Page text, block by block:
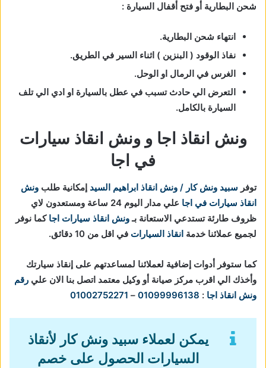
شحن البطارية أو فتح أقفال السيارة :
انتهاء شحن البطارية.
نفاذ الوقود ( البنزين ) اثناء السير في الطريق.
الغرس في الرمال او الوحل.
التعرض الي حادث تسبب في عطل بالسيارة او ادي الي تلف
السيارة بالكامل.
ونش انقاذ اجا و ونش انقاذ سيارات
في اجا
توفر سبيد ونش كار / ونش انقاذ ابراهيم السيد إمكانية طلب ونش
انقاذ سيارات في اجا
علي مدار اليوم 24 ساعة ومستعدون لاي
ظروف طارئة تستدعي الاستعانة بـونش انقاذ سيارات اجا كما نوفر
لجميع عملائنا خدمة انقاذ السيارات في اقل من 10 دقائق.
كما ستوفر أدوات إضافية لعملائنا لمساعدتهم على إنقاذ سيارتك
وأخذك الي اقرب مركز صيانة أو وكيل معتمد اتصل بنا الان علي رقم
ونش انقاذ اجا :
01099996138
–
01002752271
يمكن لعملاء سبيد ونش كار لأنقاذ
السيارات الحصول على خصم